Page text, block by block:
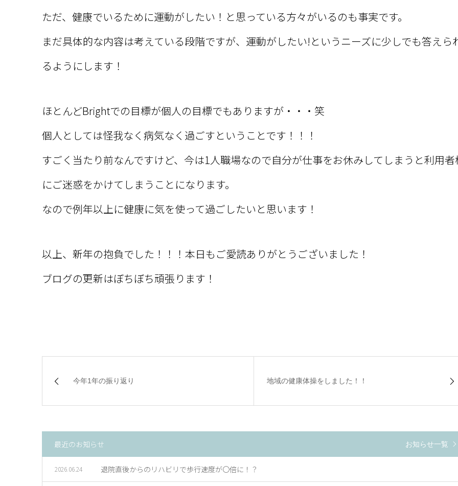
ただ、健康でいるために運動がしたい！と思っている方々がいるのも事実です。
まだ具体的な内容は考えている段階ですが、運動がしたい!というニーズに少しでも答えら
るようにします！
ほとんどBrightでの目標が個人の目標でもありますが・・・笑
個人としては怪我なく病気なく過ごすということです！！！
すごく当たり前なんですけど、今は1人職場なので自分が仕事をお休みしてしまうと利用者
にご迷惑をかけてしまうことになります。
なので例年以上に健康に気を使って過ごしたいと思います！
以上、新年の抱負でした！！！本日もご愛読ありがとうございました！
ブログの更新はぼちぼち頑張ります！
今年1年の振り返り 地域の健康体操をしました！！
最近のお知らせ お知らせ一覧
退院直後からのリハビリで歩行速度が〇倍に！？
2026.06.24